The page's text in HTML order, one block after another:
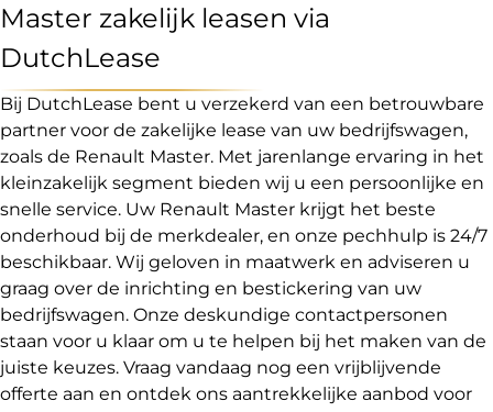
Master zakelijk leasen via
DutchLease
Bij DutchLease bent u verzekerd van een betrouwbare
partner voor de zakelijke lease van uw bedrijfswagen,
zoals de Renault Master. Met jarenlange ervaring in het
kleinzakelijk segment bieden wij u een persoonlijke en
snelle service. Uw Renault Master krijgt het beste
onderhoud bij de merkdealer, en onze pechhulp is 24/7
beschikbaar. Wij geloven in maatwerk en adviseren u
graag over de inrichting en bestickering van uw
bedrijfswagen. Onze deskundige contactpersonen
staan voor u klaar om u te helpen bij het maken van de
juiste keuzes. Vraag vandaag nog een vrijblijvende
offerte aan en ontdek ons aantrekkelijke aanbod voor